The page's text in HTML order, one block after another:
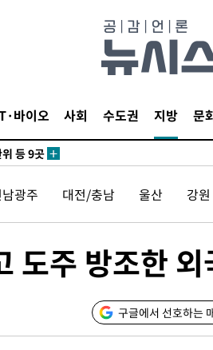
바이오 사회 수도권 지방 문
CDC
등 9곳
발
명은 중
두차
후 발
광주 대전/충남 울산 강원
주 방조한 외
구글에서 선호하는